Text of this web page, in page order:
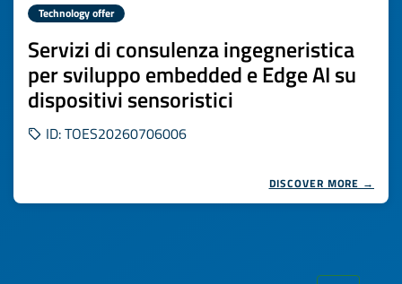
Technology offer
Servizi di consulenza ingegneristica
per sviluppo embedded e Edge AI su
dispositivi sensoristici
ID: TOES20260706006
DISCOVER MORE →